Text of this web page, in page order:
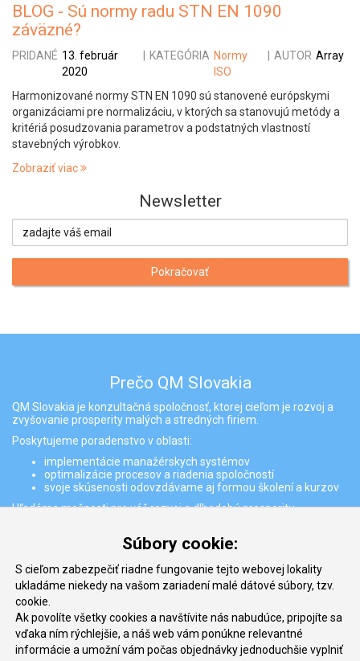
BLOG - Sú normy radu STN EN 1090
záväzné?
PRIDANÉ 13. február
2020
| KATEGÓRIA Normy
ISO
| AUTOR Array
Harmonizované normy STN EN 1090 sú stanovené európskymi
organizáciami pre normalizáciu, v ktorých sa stanovujú metódy a
kritériá posudzovania parametrov a podstatných vlastností
stavebných výrobkov.
Zobraziť viac
Newsletter
Súbory cookie:
S cieľom zabezpečiť riadne fungovanie tejto webovej lokality
ukladáme niekedy na vašom zariadení malé dátové súbory, tzv.
cookie.
Ak povolíte všetky cookies a navštívite nás nabudúce, pripojíte sa
vďaka ním rýchlejšie, a náš web vám ponúkne relevantné
informácie a umožní vám počas objednávky jednoduchšie vyplniť
Prečo QM Slovakia
QM Slovakia je konzultačná spoločnosť, ktorej cieľom je rozvoj a
zvyšovanie prosperity malých a stredných firiem.
Poskytujeme poradenstvo v oblasti:
implementácie manažérskych systémov
optimalizácie procesov a riadenia spoločností
svoje skúsenosti odovzdávame aj formou školení a kurzov
Hľadáme možnosti pre váš rozvoj a dlhodobú prosperitu
Partneri